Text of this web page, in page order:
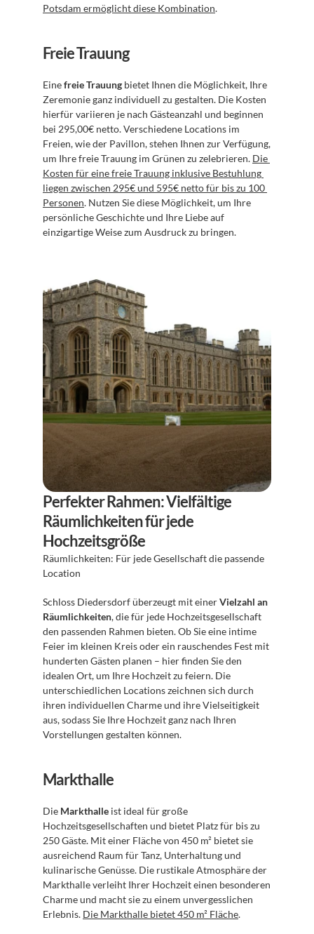
Potsdam ermöglicht diese Kombination.
Freie Trauung
Eine freie Trauung bietet Ihnen die Möglichkeit, Ihre
Zeremonie ganz individuell zu gestalten. Die Kosten
hierfür variieren je nach Gästeanzahl und beginnen
bei 295,00€ netto. Verschiedene Locations im
Freien, wie der Pavillon, stehen Ihnen zur Verfügung,
um Ihre freie Trauung im Grünen zu zelebrieren. Die
Kosten für eine freie Trauung inklusive Bestuhlung
liegen zwischen 295€ und 595€ netto für bis zu 100
Personen. Nutzen Sie diese Möglichkeit, um Ihre
persönliche Geschichte und Ihre Liebe auf
einzigartige Weise zum Ausdruck zu bringen.
Perfekter Rahmen: Vielfältige
Räumlichkeiten für jede
Hochzeitsgröße
Räumlichkeiten: Für jede Gesellschaft die passende
Location
Schloss Diedersdorf überzeugt mit einer Vielzahl an
Räumlichkeiten, die für jede Hochzeitsgesellschaft
den passenden Rahmen bieten. Ob Sie eine intime
Feier im kleinen Kreis oder ein rauschendes Fest mit
hunderten Gästen planen – hier finden Sie den
idealen Ort, um Ihre Hochzeit zu feiern. Die
unterschiedlichen Locations zeichnen sich durch
ihren individuellen Charme und ihre Vielseitigkeit
aus, sodass Sie Ihre Hochzeit ganz nach Ihren
Vorstellungen gestalten können.
Markthalle
Die Markthalle ist ideal für große
Hochzeitsgesellschaften und bietet Platz für bis zu
250 Gäste. Mit einer Fläche von 450 m² bietet sie
ausreichend Raum für Tanz, Unterhaltung und
kulinarische Genüsse. Die rustikale Atmosphäre der
Markthalle verleiht Ihrer Hochzeit einen besonderen
Charme und macht sie zu einem unvergesslichen
Erlebnis. Die Markthalle bietet 450 m² Fläche.